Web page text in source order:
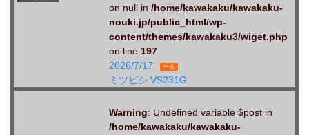
on null in /home/kawakaku/kawakaku-
nouki.jp/public_html/wp-
content/themes/kawakaku3/wiget.php
on line 197
2026/7/17
中古
ミツビシ VS231G
Warning: Undefined variable $post in
/home/kawakaku/kawakaku-